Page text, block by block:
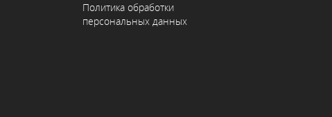
Политика обработки
персональных данных